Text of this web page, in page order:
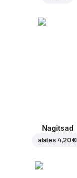
Nagitsad
alates 4,20 €